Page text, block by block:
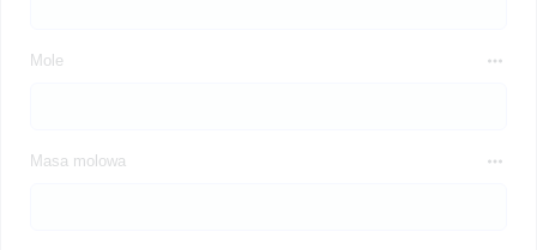
Mole
Masa molowa